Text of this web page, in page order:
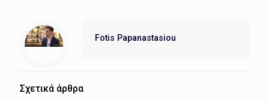
Fotis Papanastasiou
Σχετικά άρθρα